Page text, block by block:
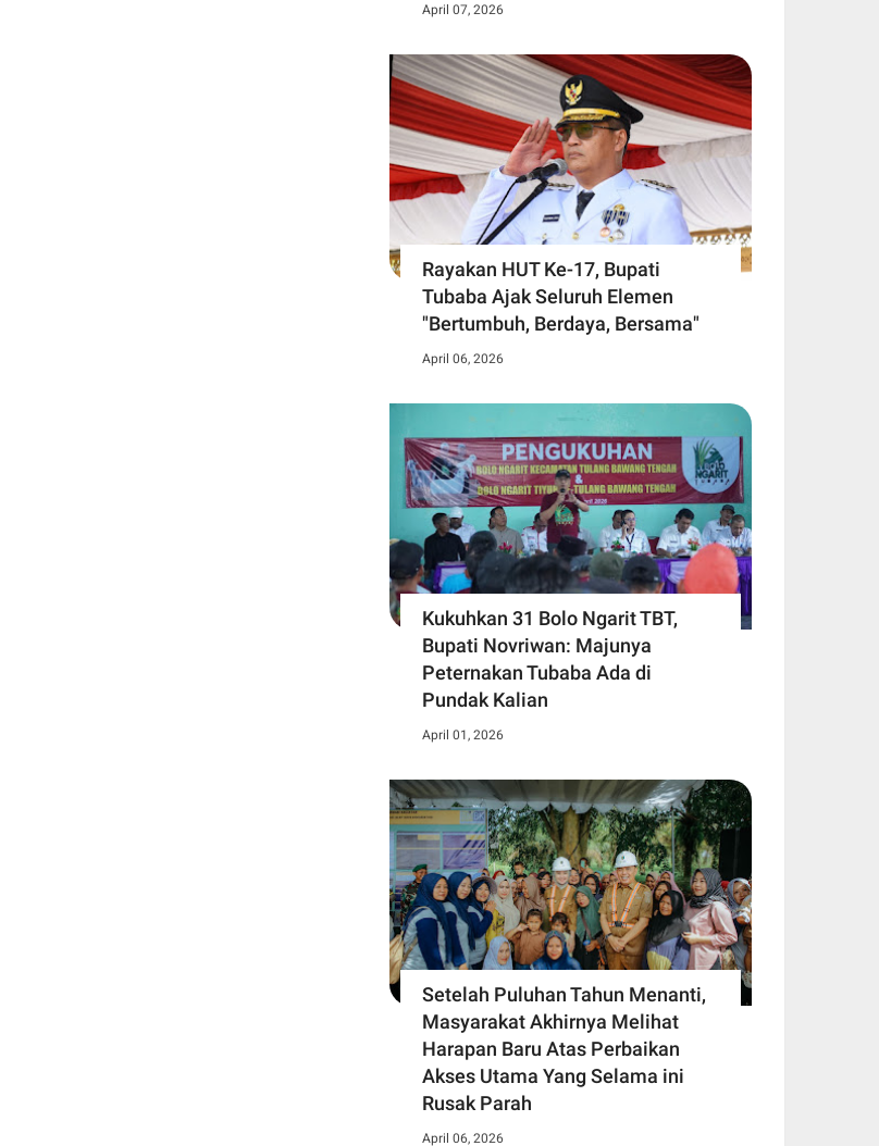
April 07, 2026
Rayakan HUT Ke-17, Bupati
Tubaba Ajak Seluruh Elemen
"Bertumbuh, Berdaya, Bersama"
April 06, 2026
Kukuhkan 31 Bolo Ngarit TBT,
Bupati Novriwan: Majunya
Peternakan Tubaba Ada di
Pundak Kalian
April 01, 2026
Setelah Puluhan Tahun Menanti,
Masyarakat Akhirnya Melihat
Harapan Baru Atas Perbaikan
Akses Utama Yang Selama ini
Rusak Parah
April 06, 2026